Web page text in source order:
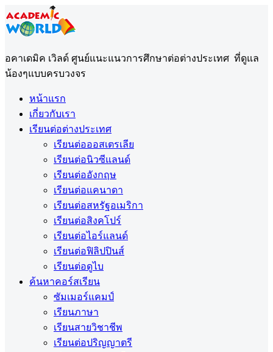
อคาเดมิค เวิลด์ ศูนย์แนะแนวการศึกษาต่อต่างประเทศ ที่ดูแล
น้องๆแบบครบวงจร
หน้าแรก
เกี่ยวกับเรา
เรียนต่อต่างประเทศ
เรียนต่อออสเตรเลีย
เรียนต่อนิวซีแลนด์
เรียนต่ออังกฤษ
เรียนต่อแคนาดา
เรียนต่อสหรัฐอเมริกา
เรียนต่อสิงคโปร์
เรียนต่อไอร์แลนด์
เรียนต่อฟิลิปปินส์
เรียนต่อดูไบ
ค้นหาคอร์สเรียน
ซัมเมอร์แคมป์
เรียนภาษา
เรียนสายวิชาชีพ
เรียนต่อปริญญาตรี